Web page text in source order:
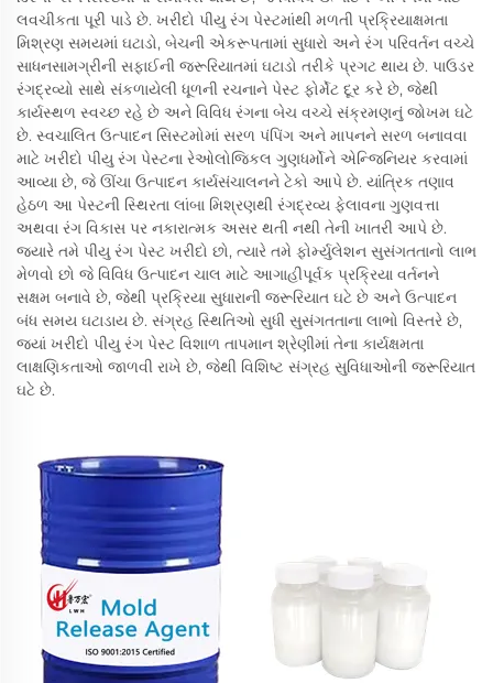
લવચીકતા પૂરી પાડે છે. ખરીદો પીયુ રંગ પેસ્ટમાંથી મળતી પ્રક્રિયાક્ષમતા
મિશ્રણ સમયમાં ઘટાડો, બેચની એકરૂપતામાં સુધારો અને રંગ પરિવર્તન વચ્ચે
સાધનસામગ્રીની સફાઈની જરૂરિયાતમાં ઘટાડો તરીકે પ્રગટ થાય છે. પાઉડર
રંગદ્રવ્યો સાથે સંકળાયેલી ધૂળની રચનાને પેસ્ટ ફોર્મેટ દૂર કરે છે, જેથી
કાર્યસ્થળ સ્વચ્છ રહે છે અને વિવિધ રંગના બેચ વચ્ચે સંક્રમણનું જોખમ ઘટે
છે. સ્વચાલિત ઉત્પાદન સિસ્ટમોમાં સરળ પંપિંગ અને માપનને સરળ બનાવવા
માટે ખરીદો પીયુ રંગ પેસ્ટના રેઓલોજિકલ ગુણધર્મોને એન્જિનિયર કરવામાં
આવ્યા છે, જે ઊંચા ઉત્પાદન કાર્યસંચાલનને ટેકો આપે છે. યાંત્રિક તણાવ
હેઠળ આ પેસ્ટની સ્થિરતા લાંબા મિશ્રણથી રંગદ્રવ્ય ફેલાવના ગુણવત્તા
અથવા રંગ વિકાસ પર નકારાત્મક અસર થતી નથી તેની ખાતરી આપે છે.
જ્યારે તમે પીયુ રંગ પેસ્ટ ખરીદો છો, ત્યારે તમે ફોર્મ્યુલેશન સુસંગતતાનો લાભ
મેળવો છો જે વિવિધ ઉત્પાદન ચાલ માટે આગાહીપૂર્વક પ્રક્રિયા વર્તનને
સક્ષમ બનાવે છે, જેથી પ્રક્રિયા સુધારાની જરૂરિયાત ઘટે છે અને ઉત્પાદન
બંધ સમય ઘટાડાય છે. સંગ્રહ સ્થિતિઓ સુધી સુસંગતતાના લાભો વિસ્તરે છે,
જ્યાં ખરીદો પીયુ રંગ પેસ્ટ વિશાળ તાપમાન શ્રેણીમાં તેના કાર્યક્ષમતા
લાક્ષણિકતાઓ જાળવી રાખે છે, જેથી વિશિષ્ટ સંગ્રહ સુવિધાઓની જરૂરિયાત
ઘટે છે.